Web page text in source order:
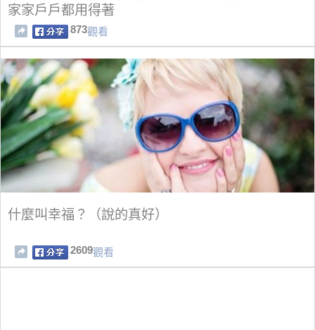
家家戶戶都用得著
873觀看
什麼叫幸福？（說的真好）
2609觀看